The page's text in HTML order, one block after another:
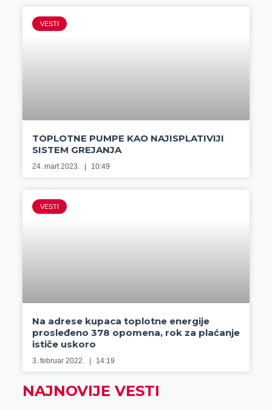
VESTI
TOPLOTNE PUMPE KAO NAJISPLATIVIJI
SISTEM GREJANJA
24. mart 2023. 10:49
VESTI
Na adrese kupaca toplotne energije
prosleđeno 378 opomena, rok za plaćanje
ističe uskoro
3. februar 2022. 14:19
NAJNOVIJE VESTI